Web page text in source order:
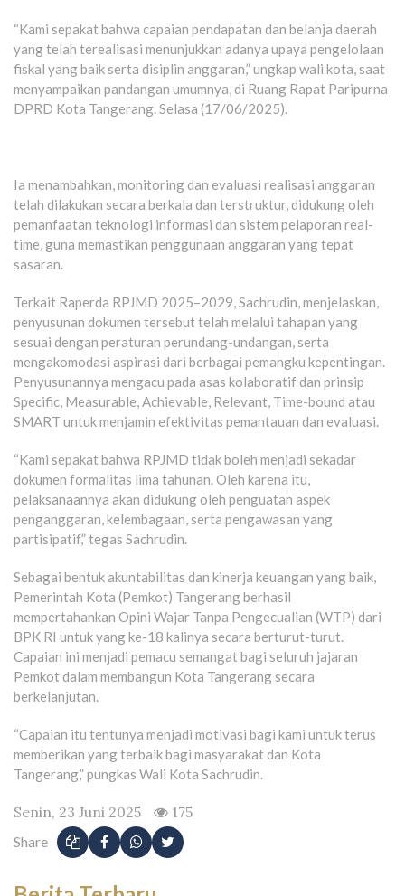
“Kami sepakat bahwa capaian pendapatan dan belanja daerah
yang telah terealisasi menunjukkan adanya upaya pengelolaan
fiskal yang baik serta disiplin anggaran,” ungkap wali kota, saat
menyampaikan pandangan umumnya, di Ruang Rapat Paripurna
DPRD Kota Tangerang. Selasa (17/06/2025).
Ia menambahkan, monitoring dan evaluasi realisasi anggaran
telah dilakukan secara berkala dan terstruktur, didukung oleh
pemanfaatan teknologi informasi dan sistem pelaporan real-
time, guna memastikan penggunaan anggaran yang tepat
sasaran.
Terkait Raperda RPJMD 2025–2029, Sachrudin, menjelaskan,
penyusunan dokumen tersebut telah melalui tahapan yang
sesuai dengan peraturan perundang-undangan, serta
mengakomodasi aspirasi dari berbagai pemangku kepentingan.
Penyusunannya mengacu pada asas kolaboratif dan prinsip
Specific, Measurable, Achievable, Relevant, Time-bound atau
SMART untuk menjamin efektivitas pemantauan dan evaluasi.
“Kami sepakat bahwa RPJMD tidak boleh menjadi sekadar
dokumen formalitas lima tahunan. Oleh karena itu,
pelaksanaannya akan didukung oleh penguatan aspek
penganggaran, kelembagaan, serta pengawasan yang
partisipatif,” tegas Sachrudin.
Sebagai bentuk akuntabilitas dan kinerja keuangan yang baik,
Pemerintah Kota (Pemkot) Tangerang berhasil
mempertahankan Opini Wajar Tanpa Pengecualian (WTP) dari
BPK RI untuk yang ke-18 kalinya secara berturut-turut.
Capaian ini menjadi pemacu semangat bagi seluruh jajaran
Pemkot dalam membangun Kota Tangerang secara
berkelanjutan.
“Capaian itu tentunya menjadi motivasi bagi kami untuk terus
memberikan yang terbaik bagi masyarakat dan Kota
Tangerang,” pungkas Wali Kota Sachrudin.
Senin, 23 Juni 2025 175
Share